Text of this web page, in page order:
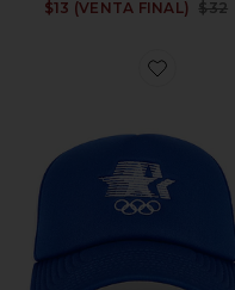
$13 (VENTA FINAL)
$32
Favorite